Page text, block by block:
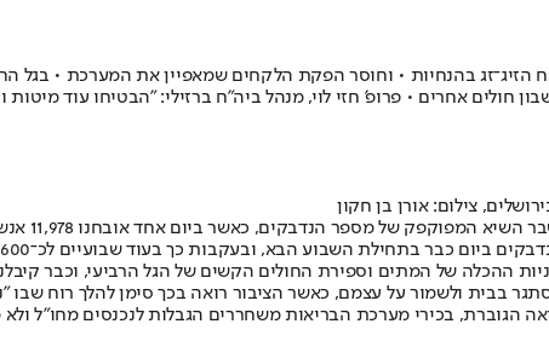
הזיג־זג בהנחיות • וחוסר הפקת הלקחים שמאפיין את המערכת • בגל
אחרים • פרופ' חזי לוי, מנהל ביה"ח ברזילי: "הבטיחו עוד מיטות
צילום: אורן בן חקון
השבוע,
ההכלה של המתים וספירת החולים הקשים של הגל הרביעי, וכבר
בבית ולשמור על עצמם, כאשר הציבור רואה בכך סימן להלך רוח שבו
בכירי מערכת הבריאות משחררים הגבלות לנכנסים מחו"ל ולא